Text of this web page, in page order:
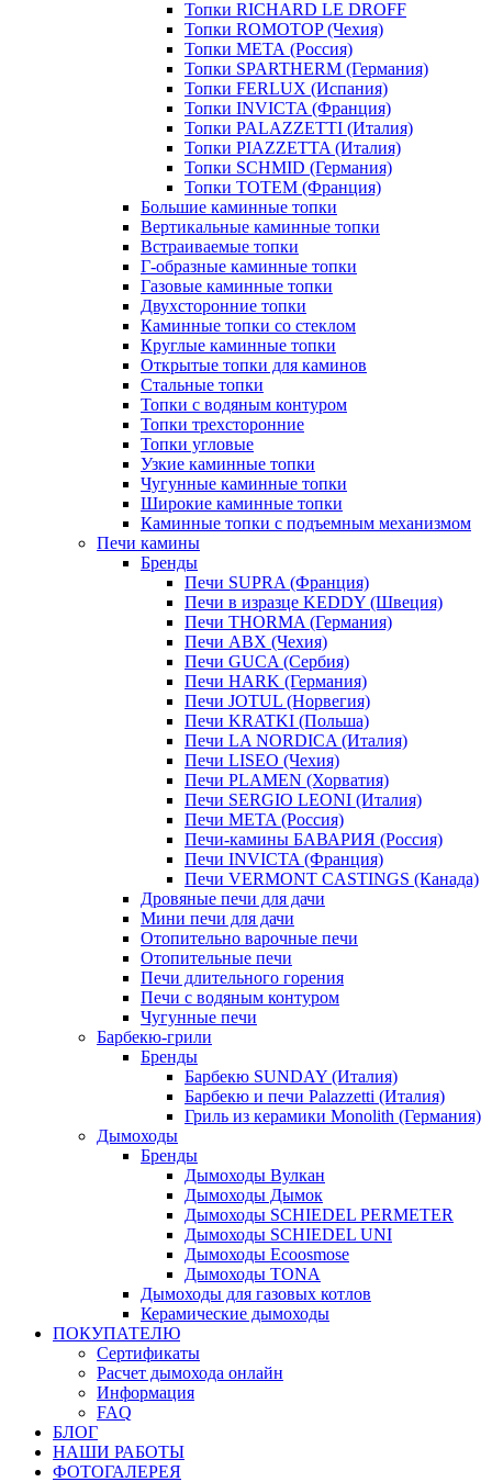
Топки RICHARD LE DROFF
Топки ROMOTOP (Чехия)
Топки МЕТА (Россия)
Топки SPARTHERM (Германия)
Топки FERLUX (Испания)
Топки INVICTA (Франция)
Топки PALAZZETTI (Италия)
Топки PIAZZETTA (Италия)
Топки SCHMID (Германия)
Топки TOTEM (Франция)
Большие каминные топки
Вертикальные каминные топки
Встраиваемые топки
Г-образные каминные топки
Газовые каминные топки
Двухсторонние топки
Каминные топки со стеклом
Круглые каминные топки
Открытые топки для каминов
Стальные топки
Топки с водяным контуром
Топки трехсторонние
Топки угловые
Узкие каминные топки
Чугунные каминные топки
Широкие каминные топки
Каминные топки с подъемным механизмом
Печи камины
Бренды
Печи SUPRA (Франция)
Печи в изразце KEDDY (Швеция)
Печи THORMA (Германия)
Печи ABX (Чехия)
Печи GUCA (Сербия)
Печи HARK (Германия)
Печи JOTUL (Норвегия)
Печи KRATKI (Польша)
Печи LA NORDICA (Италия)
Печи LISEO (Чехия)
Печи PLAMEN (Хорватия)
Печи SERGIO LEONI (Италия)
Печи META (Россия)
Печи-камины БАВАРИЯ (Россия)
Печи INVICTA (Франция)
Печи VERMONT CASTINGS (Канада)
Дровяные печи для дачи
Мини печи для дачи
Отопительно варочные печи
Отопительные печи
Печи длительного горения
Печи с водяным контуром
Чугунные печи
Барбекю-грили
Бренды
Барбекю SUNDAY (Италия)
Барбекю и печи Palazzetti (Италия)
Гриль из керамики Monolith (Германия)
Дымоходы
Бренды
Дымоходы Вулкан
Дымоходы Дымок
Дымоходы SCHIEDEL PERMETER
Дымоходы SCHIEDEL UNI
Дымоходы Ecoosmose
Дымоходы TONA
Дымоходы для газовых котлов
Керамические дымоходы
ПОКУПАТЕЛЮ
Сертификаты
Расчет дымохода онлайн
Информация
FAQ
БЛОГ
НАШИ РАБОТЫ
ФОТОГАЛЕРЕЯ